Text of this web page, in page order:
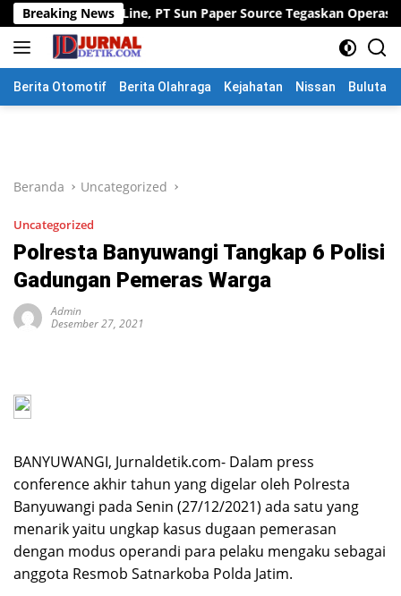
Langsung
ke
konten
Breaking News
PT Sun Paper Source Tegaskan Operasional Tetap Berjalan
Berita Otomotif Berita Olahraga Kejahatan Nissan
Beranda Uncategorized
Uncategorized
Polresta Banyuwangi Tangkap 6 Polisi
Gadungan Pemeras Warga
Admin
Desember 27, 2021
BANYUWANGI, Jurnaldetik.com- Dalam press
conference akhir tahun yang digelar oleh Polresta
Banyuwangi pada Senin (27/12/2021) ada satu yang
menarik yaitu ungkap kasus dugaan pemerasan
dengan modus operandi para pelaku mengaku sebagai
anggota Resmob Satnarkoba Polda Jatim.